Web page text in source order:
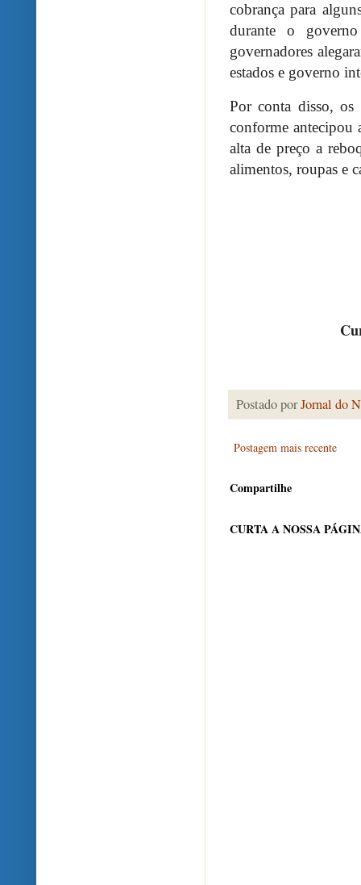
cobrança para
durante o
governadores
estados e governo
Por conta disso, os
conforme antecipou
alta de preço a
alimentos, roupas e
Postado porJornal do
Postagem mais recente
Compartilhe
CURTA A NOSSA